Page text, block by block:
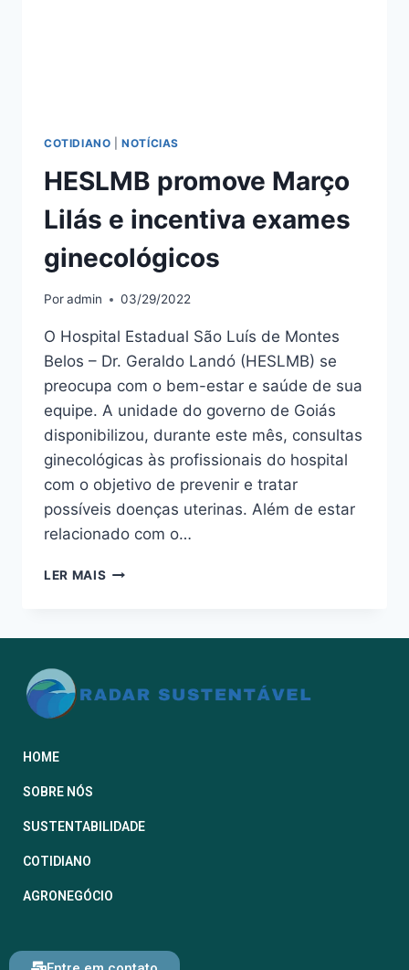
COTIDIANO |NOTÍCIAS
HESLMB promove Março
Lilás e incentiva exames
ginecológicos
Poradmin 03/29/2022
O Hospital Estadual São Luís de Montes
Belos – Dr. Geraldo Landó (HESLMB) se
preocupa com o bem-estar e saúde de sua
equipe. A unidade do governo de Goiás
disponibilizou, durante este mês, consultas
ginecológicas às profissionais do hospital
com o objetivo de prevenir e tratar
possíveis doenças uterinas. Além de estar
relacionado com o…
LER MAIS
HOME
SOBRE NÓS
SUSTENTABILIDADE
COTIDIANO
AGRONEGÓCIO